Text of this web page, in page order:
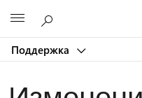
Поддержка